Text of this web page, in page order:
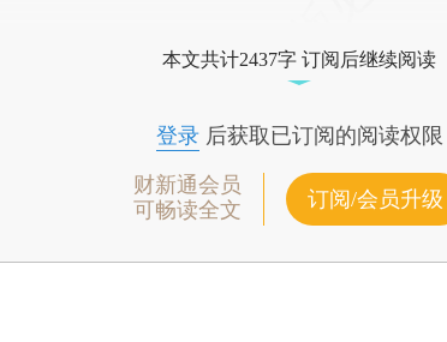
本文共计2437字 订阅后继续阅读
登录后获取已订阅的阅读权限
财新通会员
可畅读全文
订阅/会员升级